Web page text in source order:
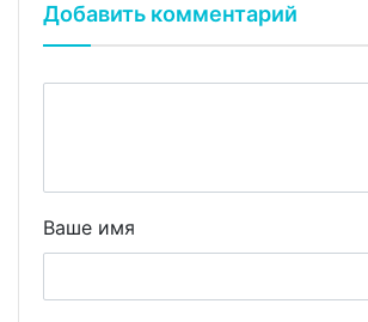
Добавить комментарий
Ваше имя